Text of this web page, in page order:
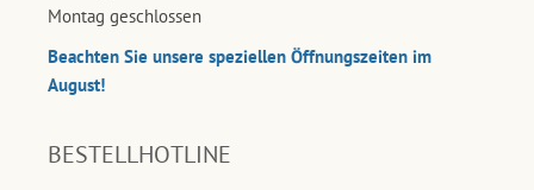
Montag geschlossen
Beachten Sie unsere speziellen Öffnungszeiten im
August!
BESTELLHOTLINE